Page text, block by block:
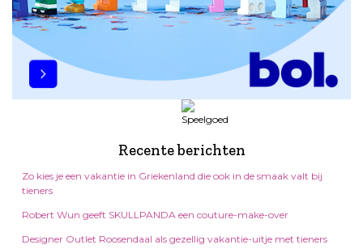
Recente berichten
Zo kies je een vakantie in Griekenland die ook in de smaak valt bij
tieners
Robert Wun geeft SKULLPANDA een couture-make-over
Designer Outlet Roosendaal als gezellig vakantie-uitje met tieners